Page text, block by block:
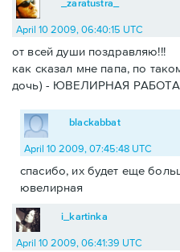
_zaratustra_
April 10 2009, 06:40:15 UTC
от всей души поздравляю!!!
как сказал мне папа, по
дочь) - ЮВЕЛИРНАЯ
blackabbat
April 10 2009, 07:45:48 UTC
спасибо, их будет еще
ювелирная
i_kartinka
April 10 2009, 06:41:39 UTC